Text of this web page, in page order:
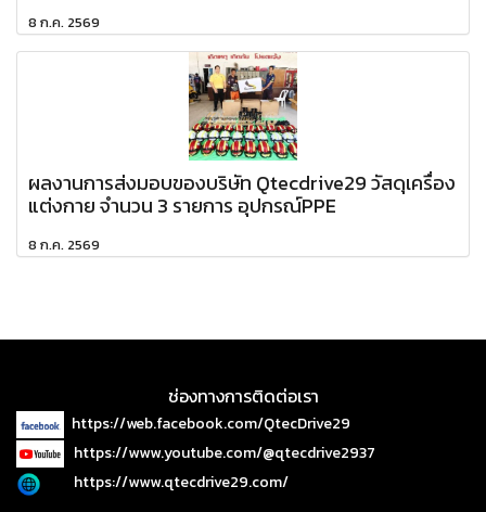
8 ก.ค. 2569
ผลงานการส่งมอบของบริษัท Qtecdrive29 วัสดุเครื่อง
แต่งกาย จำนวน 3 รายการ อุปกรณ์PPE
8 ก.ค. 2569
ช่องทางการติดต่อเรา
https://web.facebook.com/QtecDrive29
https://www.youtube.com/@qtecdrive2937
https://www.qtecdrive29.com/